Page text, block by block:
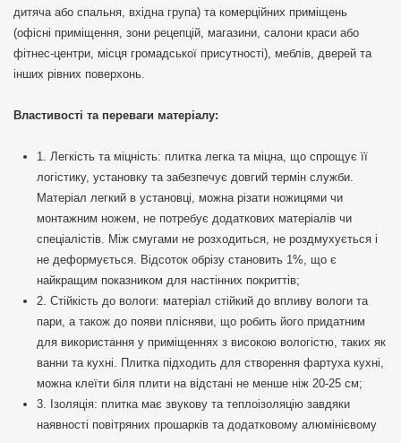
дитяча або спальня, вхідна група) та комерційних приміщень
(офісні приміщення, зони рецепцій, магазини, салони краси або
фітнес-центри, місця громадської присутності), меблів, дверей та
інших рівних поверхонь.
Властивості та переваги матеріалу:
1. Легкість та міцність: плитка легка та міцна, що спрощує її
логістику, установку та забезпечує довгий термін служби.
Матеріал легкий в установці, можна різати ножицями чи
монтажним ножем, не потребує додаткових матеріалів чи
спеціалістів. Між смугами не розходиться, не роздмухується і
не деформується. Відсоток обрізу становить 1%, що є
найкращим показником для настінних покриттів;
2. Стійкість до вологи: матеріал стійкий до впливу вологи та
пари, а також до появи плісняви, що робить його придатним
для використання у приміщеннях з високою вологістю, таких як
ванни та кухні. Плитка підходить для створення фартуха кухні,
можна клеїти біля плити на відстані не менше ніж 20-25 см;
3. Ізоляція: плитка має звукову та теплоізоляцію завдяки
наявності повітряних прошарків та додатковому алюмінієвому